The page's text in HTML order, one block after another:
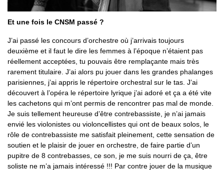
Et une fois le CNSM passé ?
J’ai passé les concours d’orchestre où j’arrivais toujours
deuxième et il faut le dire les femmes à l’époque n’étaient pas
réellement acceptées, tu pouvais être remplaçante mais très
rarement titulaire. J’ai alors pu jouer dans les grandes phalanges
parisiennes, j’ai appris le répertoire orchestral sur le tas. J’ai
découvert à l’opéra le répertoire lyrique j’ai adoré et ça a été vite
les cachetons qui m’ont permis de rencontrer pas mal de monde.
Je suis tellement heureuse d’être contrebassiste, je n’ai jamais
envié les violonistes ou violoncellistes qui ont de beaux solos, le
rôle de contrebassiste me satisfait pleinement, cette sensation de
soutien et le plaisir de jouer en orchestre, de faire partie d’un
pupitre de 8 contrebasses, ce son, je me suis nourri de ça, être
soliste ne m’a jamais intéressé !!! Par contre jouer de la musique